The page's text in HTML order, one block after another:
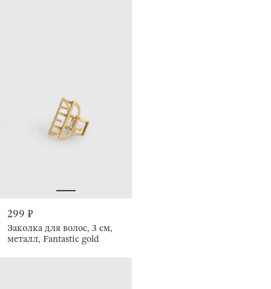
299 ₽
Заколка для волос, 3 см,
металл, Fantastic gold